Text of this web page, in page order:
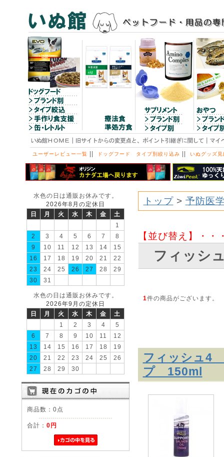
ユーザーレビュー一覧 || ドッグフード タイプ別絞り込み || いぬグッズ見
水色の日は通販お休みです。
2026年8月の定休日
日
月 火 水 木 金
土
1
2
3 4 5 6 7
8
9
10 11 12 13 14
15
16
17 18 19 20 21
22
23
24 25 26 27 28
29
30
31
水色の日は通販お休みです。
2026年9月の定休日
日
月 火 水 木 金
土
1
2 3 4
5
6
7 8 9 10 11
12
13
14 15 16 17 18
19
20
21 22 23 24 25
26
27
28 29 30
商品数：0点
合計： 0円
トップ> 予防医
【並び替え】・・
フィッシ
1件の商品がございます。
フィッシュ4
プ 150ml